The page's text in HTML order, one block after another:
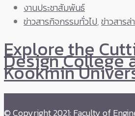
งานประชาสัมพันธ์
ข่าวสารกิจกรรมทั่วไป,ข่าวสารล่
Explore the
Design College
Kookmin
© Copyright 2021: Faculty of